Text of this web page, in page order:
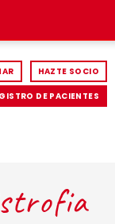
HAZTE SOCIO
DE PACIENTES